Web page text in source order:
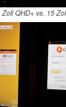
Zoll QHD+ vs. 15